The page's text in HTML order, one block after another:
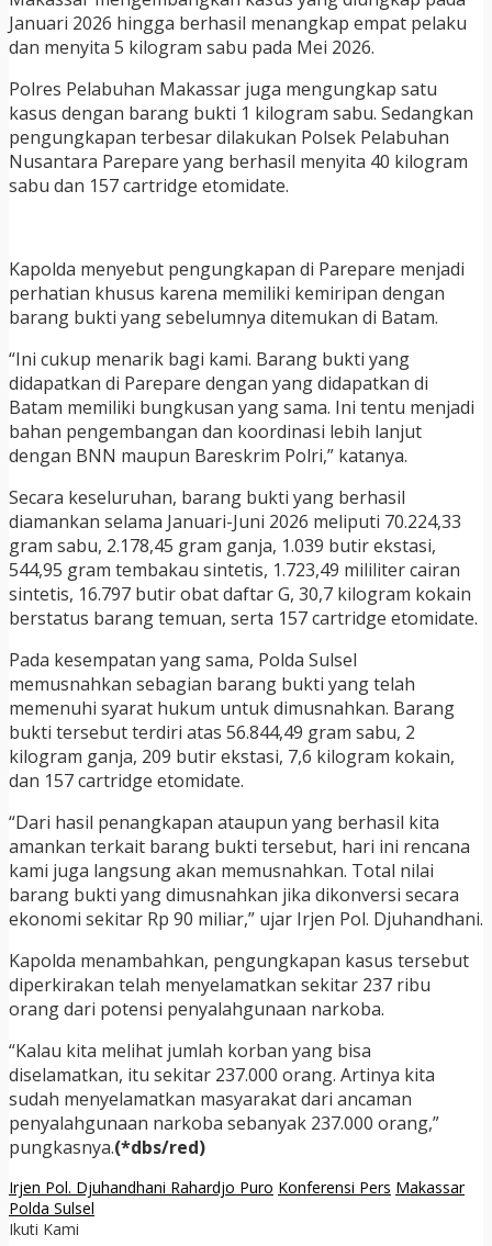
Januari 2026 hingga berhasil menangkap empat pelaku
dan menyita 5 kilogram sabu pada Mei 2026.
Polres Pelabuhan Makassar juga mengungkap satu
kasus dengan barang bukti 1 kilogram sabu. Sedangkan
pengungkapan terbesar dilakukan Polsek Pelabuhan
Nusantara Parepare yang berhasil menyita 40 kilogram
sabu dan 157 cartridge etomidate.
Kapolda menyebut pengungkapan di Parepare menjadi
perhatian khusus karena memiliki kemiripan dengan
barang bukti yang sebelumnya ditemukan di Batam.
“Ini cukup menarik bagi kami. Barang bukti yang
didapatkan di Parepare dengan yang didapatkan di
Batam memiliki bungkusan yang sama. Ini tentu menjadi
bahan pengembangan dan koordinasi lebih lanjut
dengan BNN maupun Bareskrim Polri,” katanya.
Secara keseluruhan, barang bukti yang berhasil
diamankan selama Januari-Juni 2026 meliputi 70.224,33
gram sabu, 2.178,45 gram ganja, 1.039 butir ekstasi,
544,95 gram tembakau sintetis, 1.723,49 mililiter cairan
sintetis, 16.797 butir obat daftar G, 30,7 kilogram kokain
berstatus barang temuan, serta 157 cartridge etomidate.
Pada kesempatan yang sama, Polda Sulsel
memusnahkan sebagian barang bukti yang telah
memenuhi syarat hukum untuk dimusnahkan. Barang
bukti tersebut terdiri atas 56.844,49 gram sabu, 2
kilogram ganja, 209 butir ekstasi, 7,6 kilogram kokain,
dan 157 cartridge etomidate.
“Dari hasil penangkapan ataupun yang berhasil kita
amankan terkait barang bukti tersebut, hari ini rencana
kami juga langsung akan memusnahkan. Total nilai
barang bukti yang dimusnahkan jika dikonversi secara
ekonomi sekitar Rp 90 miliar,” ujar Irjen Pol. Djuhandhani.
Kapolda menambahkan, pengungkapan kasus tersebut
diperkirakan telah menyelamatkan sekitar 237 ribu
orang dari potensi penyalahgunaan narkoba.
“Kalau kita melihat jumlah korban yang bisa
diselamatkan, itu sekitar 237.000 orang. Artinya kita
sudah menyelamatkan masyarakat dari ancaman
penyalahgunaan narkoba sebanyak 237.000 orang,”
pungkasnya.(*dbs/red)
Irjen Pol. Djuhandhani Rahardjo Puro Konferensi Pers Makassar
Polda Sulsel
Ikuti Kami